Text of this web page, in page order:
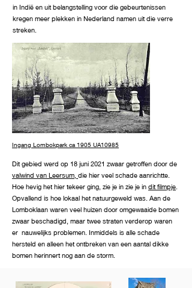
in Indië en uit belangstelling voor die gebeurtenissen
kregen meer plekken in Nederland namen uit die verre
streken.
Ingang Lombokpark ca 1905 UA10985
Dit gebied werd op 18 juni 2021 zwaar getroffen door de
valwind van Leersum, die hier veel schade aanrichtte.
Hoe hevig het hier tekeer ging, zie je in zie je in dit filmpje
Opvallend is hoe lokaal het natuurgeweld was. Aan de
Lomboklaan waren veel huizen door omgewaaide bomen
zwaar beschadigd, maar twee straten verderop waren
er nauwelijks problemen. Inmiddels is alle schade
hersteld en alleen het ontbreken van een aantal dikke
bomen herinnert nog aan de storm.